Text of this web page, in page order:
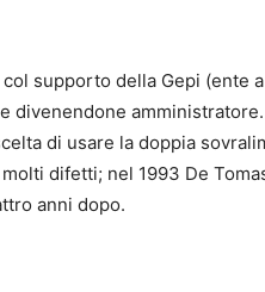
col supporto della Gepi (ente
divenendone
di usare la doppia
difetti; nel 1993 De
anni dopo.